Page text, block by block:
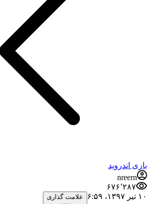
بازی اندروید
nreern
۶۷۶٬۲۸۷
۱۰ تیر ۱۳۹۷،‏ ۶:۵۹
علامت گذاری